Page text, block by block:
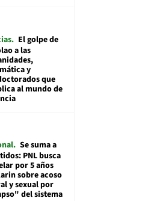
El golpe de
a las
y
que
al mundo de
Se suma a
PNL busca
por 5 años
sobre acoso
y sexual por
del sistema